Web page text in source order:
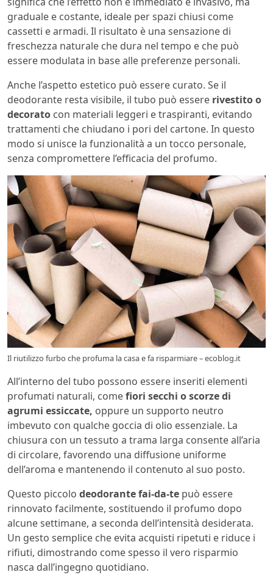
graduale e costante, ideale per spazi chiusi come
cassetti e armadi. Il risultato è una sensazione di
freschezza naturale che dura nel tempo e che può
essere modulata in base alle preferenze personali.
Anche l’aspetto estetico può essere curato. Se il
deodorante resta visibile, il tubo può essere rivestito o
decorato con materiali leggeri e traspiranti, evitando
trattamenti che chiudano i pori del cartone. In questo
modo si unisce la funzionalità a un tocco personale,
senza compromettere l’efficacia del profumo.
Il riutilizzo furbo che profuma la casa e fa risparmiare – ecoblog.it
All’interno del tubo possono essere inseriti elementi
profumati naturali, comefiori secchi o scorze di
agrumi essiccate, oppure un supporto neutro
imbevuto con qualche goccia di olio essenziale. La
chiusura con un tessuto a trama larga consente all’aria
di circolare, favorendo una diffusione uniforme
dell’aroma e mantenendo il contenuto al suo posto.
Questo piccolo deodorante fai-da-te può essere
rinnovato facilmente, sostituendo il profumo dopo
alcune settimane, a seconda dell’intensità desiderata.
Un gesto semplice che evita acquisti ripetuti e riduce i
rifiuti, dimostrando come spesso il vero risparmio
nasca dall’ingegno quotidiano.